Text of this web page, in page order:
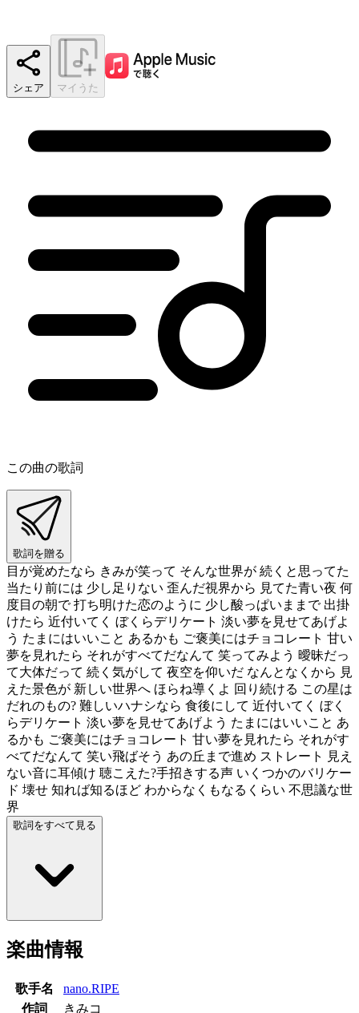
シェア マイうた
この曲の歌詞
歌詞を贈る
目が覚めたなら きみが笑って そんな世界が 続くと思ってた
当たり前には 少し足りない 歪んだ視界から 見てた青い夜 何
度目の朝で 打ち明けた恋のように 少し酸っぱいままで 出掛
けたら 近付いてく ぼくらデリケート 淡い夢を見せてあげよ
う たまにはいいこと あるかも ご褒美にはチョコレート 甘い
夢を見れたら それがすべてだなんて 笑ってみよう 曖昧だっ
て大体だって 続く気がして 夜空を仰いだ なんとなくから 見
えた景色が 新しい世界へ ほらね導くよ 回り続ける この星は
だれのもの? 難しいハナシなら 食後にして 近付いてく ぼく
らデリケート 淡い夢を見せてあげよう たまにはいいこと あ
るかも ご褒美にはチョコレート 甘い夢を見れたら それがす
べてだなんて 笑い飛ばそう あの丘まで進め ストレート 見え
ない音に耳傾け 聴こえた?手招きする声 いくつかのバリケー
ド 壊せ 知れば知るほど わからなくもなるくらい 不思議な世
界
歌詞をすべて見る
楽曲情報
歌手名
nano.RIPE
作詞
きみコ